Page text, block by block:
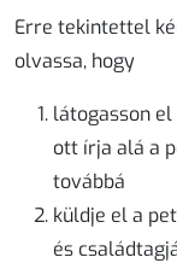
Erre tekintettel
olvassa, hogy
látogasson
ott írja alá a
továbbá
küldje el a
és